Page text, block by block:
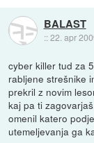
BALAST
::22. apr
cyber killer tud za
rabljene strešnike
prekril z novim
kaj pa ti
omenil katero
utemeljevanja ga